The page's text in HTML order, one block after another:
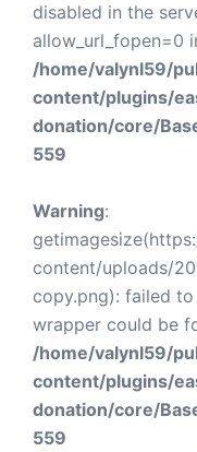
disabled in the
allow_url_fopen=0
/home/valynl59/
content/plugins/
donation/core/
559
Warning:
content/uploads/
copy.png): failed
wrapper could be
/home/valynl59/
content/plugins/
donation/core/
559